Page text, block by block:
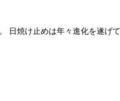
日焼け止めは年々進化を遂げて